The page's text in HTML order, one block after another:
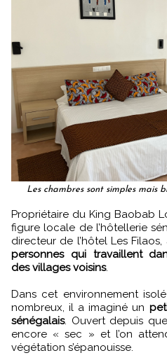
Les chambres sont simples mais
Propriétaire du King Baobab Lodge, Ibrahima Sarr est une
figure locale de l’hôtellerie
directeur de l’hôtel Les Filaos,
personnes qui travaillent
des villages voisins.
Dans cet environnement
nombreux, il a imaginé un
sénégalais. Ouvert depuis
encore « sec » et l’on
végétation s’épanouisse.